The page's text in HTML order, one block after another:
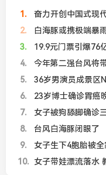
1
奋力开创中国式现
2
白海豚或携极端暴
3
19.9元门票引爆76
4
今年第二强台风将
5
36岁男演员成景区
6
23岁博士确诊胃癌
7
女子被狗舔脚确诊
8
台风白海豚闭眼了
9
女子生下4胞胎被全
10
女子带娃漂流落水